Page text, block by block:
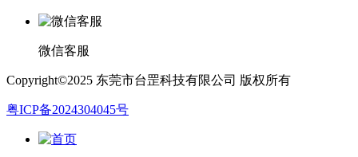
微信客服
Copyright©2025 东莞市台罡科技有限公司 版权所有
粤ICP备2024304045号